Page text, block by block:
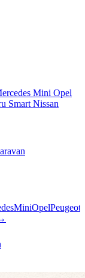
Mini Opel
Smart Nissan
MiniOpelPeugeot